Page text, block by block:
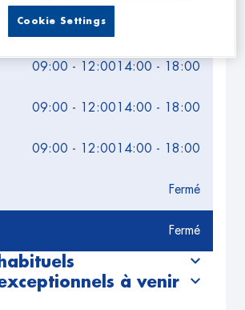
09:00 - 12:00
09:00 - 12:00 14:00 - 18:00
09:00 - 12:00 14:00 - 18:00
09:00 - 12:00 14:00 - 18:00
Fermé
Fermé
à venir
Cookie Settings